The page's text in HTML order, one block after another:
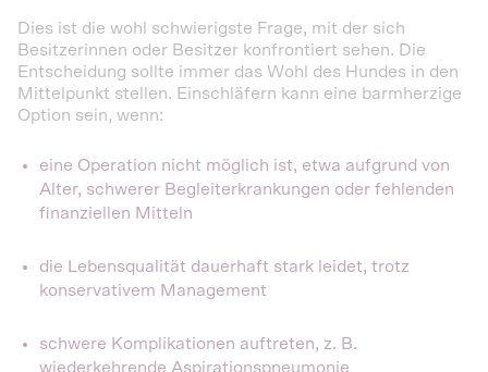
Dies ist die wohl schwierigste Frage, mit der sich
Besitzerinnen oder Besitzer konfrontiert sehen. Die
Entscheidung sollte immer das Wohl des Hundes in den
Mittelpunkt stellen. Einschläfern kann eine barmherzige
Option sein, wenn:
eine Operation nicht möglich ist, etwa aufgrund von
Alter, schwerer Begleiterkrankungen oder fehlenden
finanziellen Mitteln
die Lebensqualität dauerhaft stark leidet, trotz
konservativem Management
schwere Komplikationen auftreten, z. B.
wiederkehrende Aspirationspneumonie